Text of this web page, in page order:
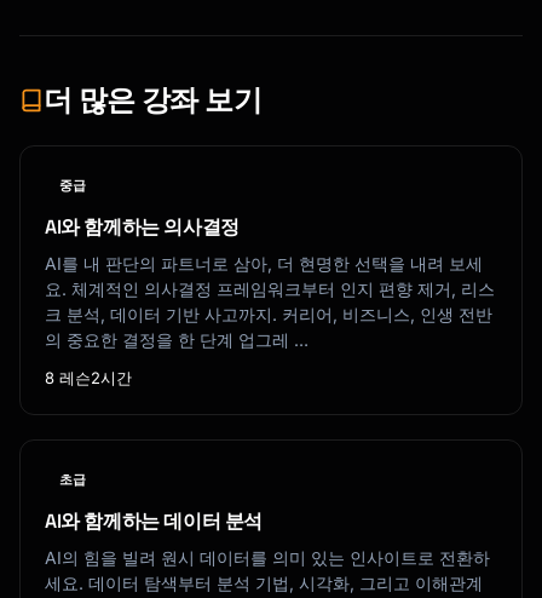
더 많은 강좌 보기
중급
AI와 함께하는 의사결정
AI를 내 판단의 파트너로 삼아, 더 현명한 선택을 내려 보세
요. 체계적인 의사결정 프레임워크부터 인지 편향 제거, 리스
크 분석, 데이터 기반 사고까지. 커리어, 비즈니스, 인생 전반
의 중요한 결정을 한 단계 업그레 …
8 레슨2시간
초급
AI와 함께하는 데이터 분석
AI의 힘을 빌려 원시 데이터를 의미 있는 인사이트로 전환하
세요. 데이터 탐색부터 분석 기법, 시각화, 그리고 이해관계